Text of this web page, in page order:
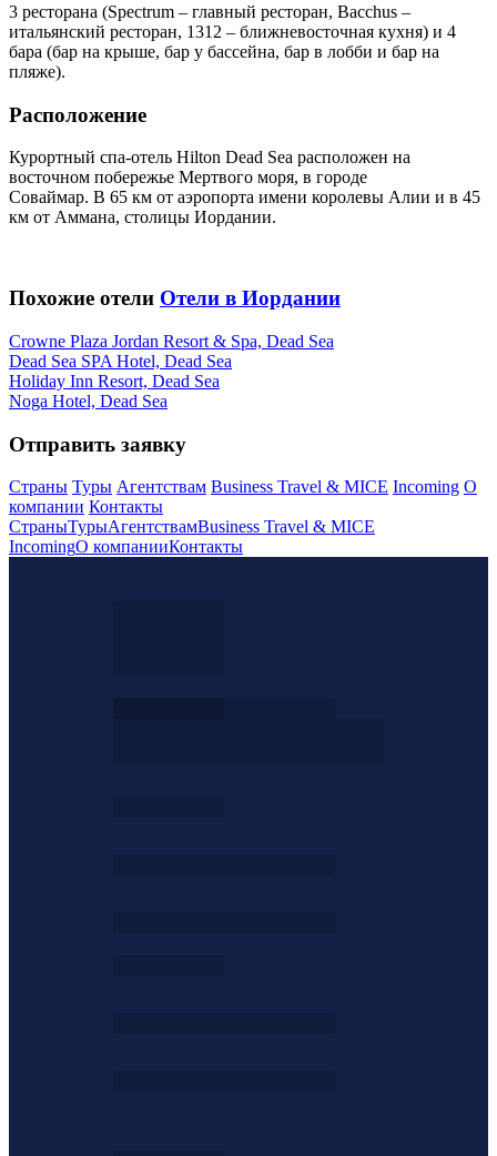
3 ресторана (Spectrum – главный ресторан, Bacchus –
итальянский ресторан, 1312 – ближневосточная кухня) и 4
бара (бар на крыше, бар у бассейна, бар в лобби и бар на
пляже).
Расположение
Курортный спа-отель Hilton Dead Sea расположен на
восточном побережье Мертвого моря, в городе
Соваймар. В 65 км от аэропорта имени королевы Алии и в 45
км от Аммана, столицы Иордании.
Похожие отели Отели в Иордании
Crowne Plaza Jordan Resort & Spa, Dead Sea
Dead Sea SPA Hotel, Dead Sea
Holiday Inn Resort, Dead Sea
Noga Hotel, Dead Sea
Отправить заявку
Страны Туры Агентствам Business Travel & MICE Incoming О
компании Контакты
СтраныТурыАгентствамBusiness Travel & MICE
IncomingО компанииКонтакты